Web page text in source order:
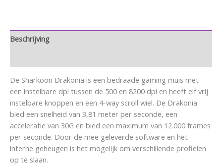
Beschrijving
De Sharkoon Drakonia is een bedraade gaming muis met
een instelbare dpi tussen de 500 en 8200 dpi en heeft elf vrij
instelbare knoppen en een 4-way scroll wiel. De Drakonia
bied een snelheid van 3,81 meter per seconde, een
acceleratie van 30G en bied een maximum van 12.000 frames
per seconde. Door de mee geleverde software en het
interne geheugen is het mogelijk om verschillende profielen
op te slaan.